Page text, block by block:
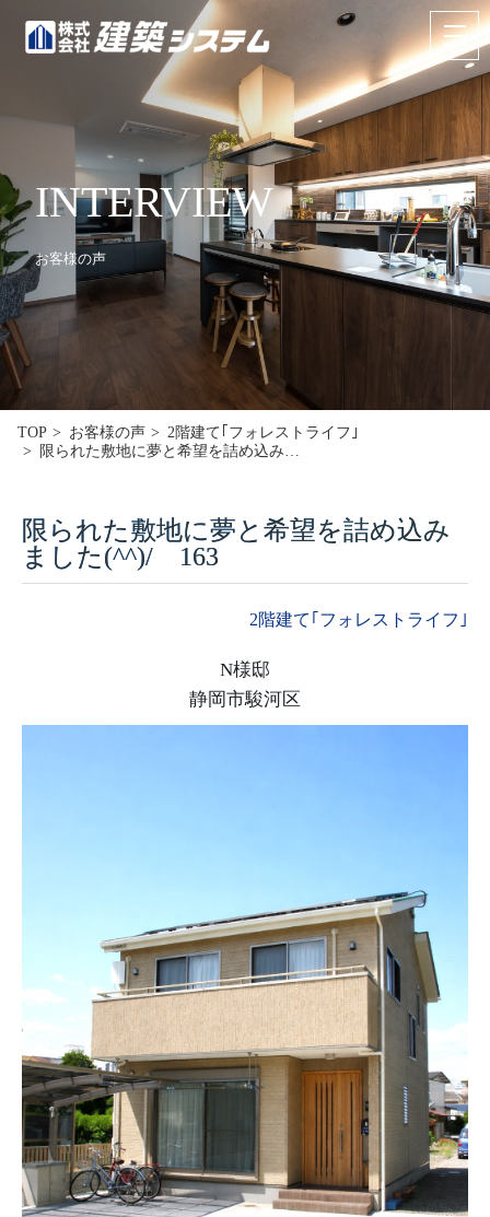
INTERVIEW
お客様の声
TOP お客様の声
2階建て｢フォレストライフ｣
限られた敷地に夢と希望を詰め込み…
限られた敷地に夢と希望を詰め込み
ました(^^)/ 163
2階建て｢フォレストライフ｣
N様邸
静岡市駿河区
お問い合わせ 来場予約
HOME
イベント･見学情報
コンセプト
お客様の声
採用情報
コラム
サイトマップ